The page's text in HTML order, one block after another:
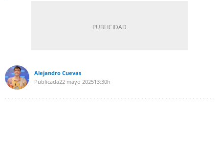
Alejandro Cuevas
Publicada22 mayo 202513:30h